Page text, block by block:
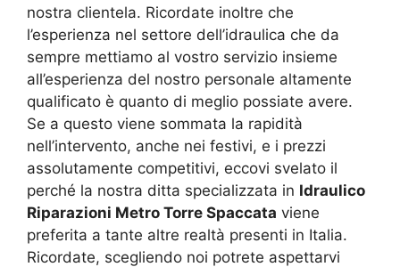
nostra clientela. Ricordate inoltre che
l’esperienza nel settore dell’idraulica che da
sempre mettiamo al vostro servizio insieme
all’esperienza del nostro personale altamente
qualificato è quanto di meglio possiate avere.
Se a questo viene sommata la rapidità
nell’intervento, anche nei festivi, e i prezzi
assolutamente competitivi, eccovi svelato il
perché la nostra ditta specializzata in Idraulico
Riparazioni Metro Torre Spaccata viene
preferita a tante altre realtà presenti in Italia.
Ricordate, scegliendo noi potrete aspettarvi